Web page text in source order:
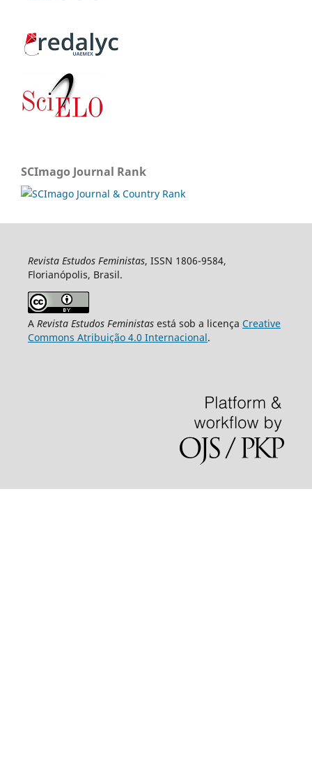
SCImago Journal Rank
Revista Estudos Feministas, ISSN 1806-9584,
Florianópolis, Brasil.
A Revista Estudos Feministasestá sob a licença Creative
Commons Atribuição 4.0 Internacional.